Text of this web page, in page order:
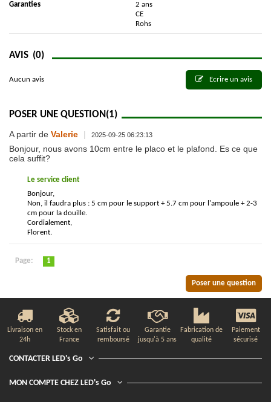
Garanties
2 ans
CE
Rohs
AVIS (0)
Aucun avis Ecrire un avis
POSER UNE QUESTION(1)
A partir de Valerie | 2025-09-25 06:23:13
Bonjour, nous avons 10cm entre le placo et le plafond. Es ce que
cela suffit?
Le service client
Bonjour,
Non, il faudra plus : 5 cm pour le support + 5.7 cm pour l'ampoule + 2-3
cm pour la douille.
Cordialement,
Florent.
Page: 1
Poser une question
Livraison en
24h
Stock en
France
Satisfait ou
remboursé
Garantie
jusqu'à 5 ans
Fabrication de
qualité
Paiement
sécurisé
CONTACTER LED's Go
MON COMPTE CHEZ LED's Go